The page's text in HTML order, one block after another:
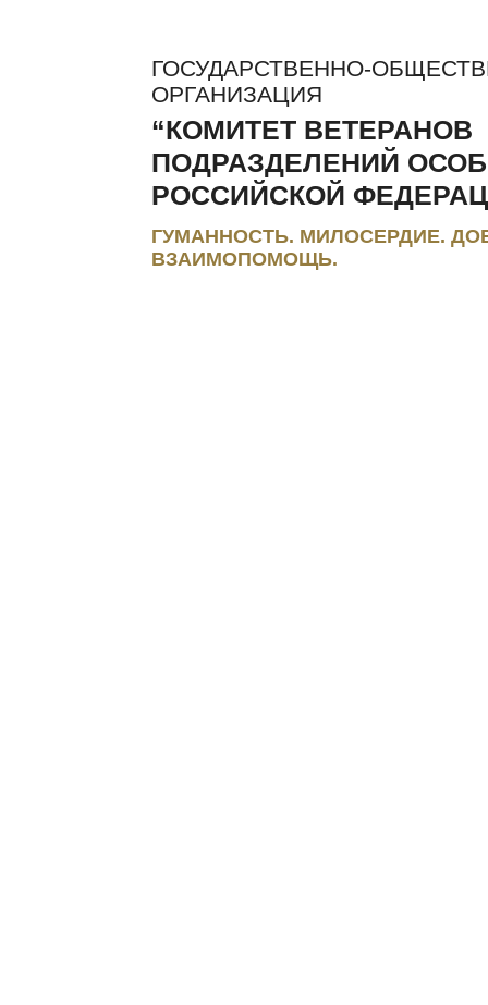
ГОСУДАРСТВЕННО-
ОРГАНИЗАЦИЯ
“КОМИТЕТ ВЕТЕРАНОВ
ПОДРАЗДЕЛЕНИЙ
РОССИЙСКОЙ
ГУМАННОСТЬ. МИЛОСЕРДИЕ.
ВЗАИМОПОМОЩЬ.